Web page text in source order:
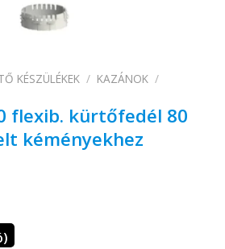
KÉSZÜLÉKEK / KAZÁNOK /
flexib. kürtőfedél 80
kéményekhez